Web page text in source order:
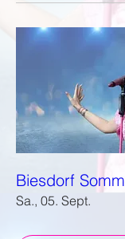
Biesdorf
Sa., 05. Sept.